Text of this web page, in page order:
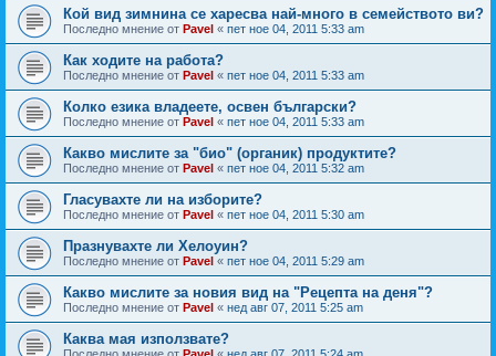
Кой вид зимнина се харесва най-много в семейството ви?
Последно мнение от Pavel « пет ное 04, 2011 5:33 am
Как ходите на работа?
Последно мнение от Pavel « пет ное 04, 2011 5:33 am
Колко езика владеете, освен български?
Последно мнение от Pavel « пет ное 04, 2011 5:33 am
Какво мислите за "био" (органик) продуктите?
Последно мнение от Pavel « пет ное 04, 2011 5:32 am
Гласувахте ли на изборите?
Последно мнение от Pavel « пет ное 04, 2011 5:30 am
Празнувахте ли Хелоуин?
Последно мнение от Pavel « пет ное 04, 2011 5:29 am
Какво мислите за новия вид на "Рецепта на деня"?
Последно мнение от Pavel « нед авг 07, 2011 5:25 am
Каква мая използвате?